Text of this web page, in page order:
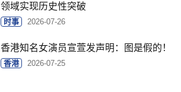
领域实现历史性突破
时事 2026-07-26
香港知名女演员宣萱发声明：图是假的！
香港 2026-07-25